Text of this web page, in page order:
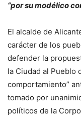
“por su modélico
El alcalde de
carácter de los
defender la
la Ciudad al Pueblo
comportamiento”
tomado por
políticos de la